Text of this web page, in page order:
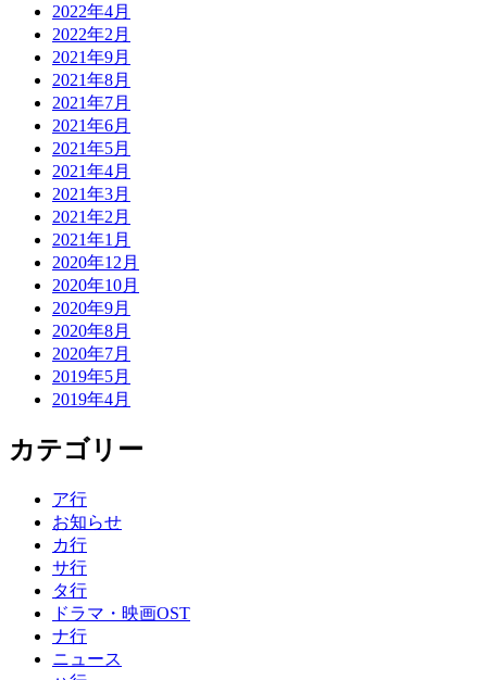
2022年4月
2022年2月
2021年9月
2021年8月
2021年7月
2021年6月
2021年5月
2021年4月
2021年3月
2021年2月
2021年1月
2020年12月
2020年10月
2020年9月
2020年8月
2020年7月
2019年5月
2019年4月
カテゴリー
ア行
お知らせ
カ行
サ行
タ行
ドラマ・映画OST
ナ行
ニュース